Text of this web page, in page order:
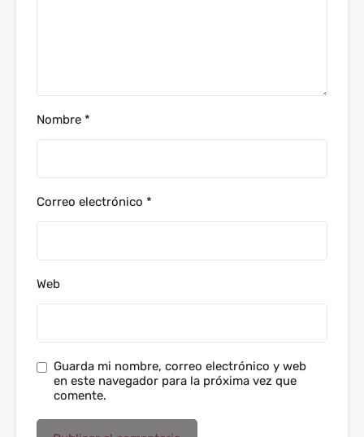
Nombre *
Correo electrónico *
Web
Guarda mi nombre, correo electrónico y web
en este navegador para la próxima vez que
comente.